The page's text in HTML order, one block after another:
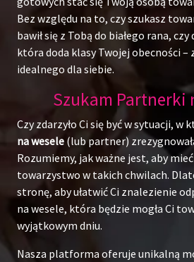
Bez względu na to, czy szukasz
bawił się z Tobą do białego rana,
która doda klasy Twojej obecności –
idealnego dla siebie.
Szukam Partnerki
Czy zdarzyło Ci się być w sytuacji, w
na wesele (lub partner)
Rozumiemy, jak ważne jest, aby
towarzystwo w takich chwilach.
stronę, aby ułatwić Ci znalezienie
na wesele, która będzie mogła Ci
wyjątkowym dniu.
Nasza platforma oferuje unikalną